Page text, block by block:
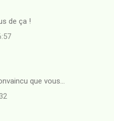
de ça !
que vous...